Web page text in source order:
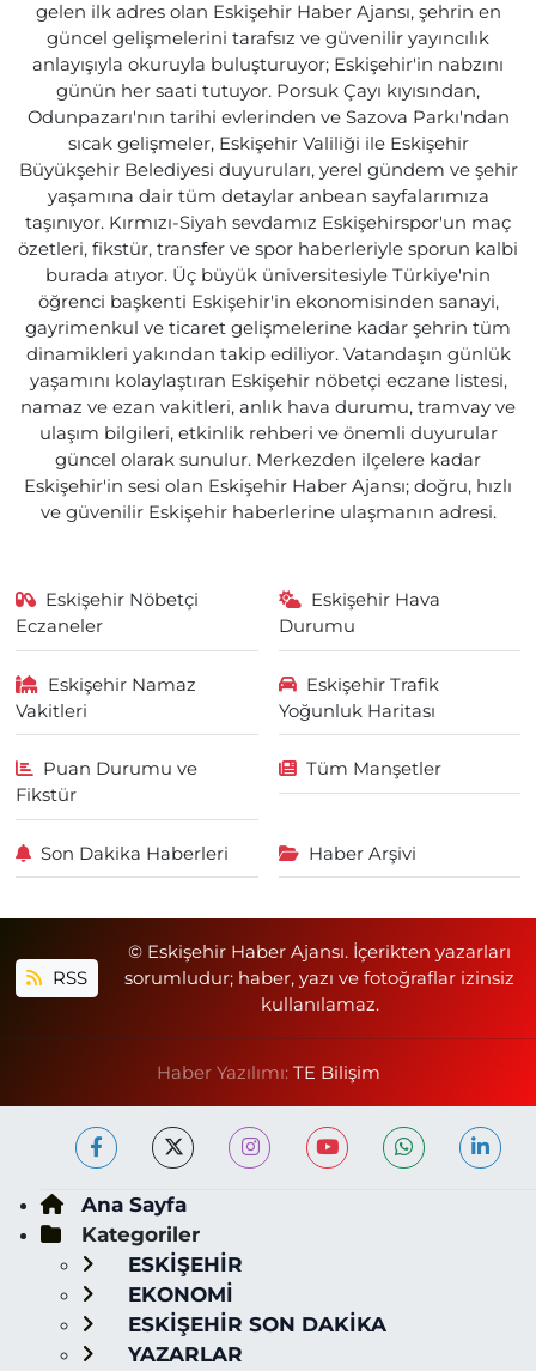
gelen ilk adres olan Eskişehir Haber Ajansı, şehrin en
güncel gelişmelerini tarafsız ve güvenilir yayıncılık
anlayışıyla okuruyla buluşturuyor; Eskişehir'in nabzını
günün her saati tutuyor. Porsuk Çayı kıyısından,
Odunpazarı'nın tarihi evlerinden ve Sazova Parkı'ndan
sıcak gelişmeler, Eskişehir Valiliği ile Eskişehir
Büyükşehir Belediyesi duyuruları, yerel gündem ve şehir
yaşamına dair tüm detaylar anbean sayfalarımıza
taşınıyor. Kırmızı-Siyah sevdamız Eskişehirspor'un maç
özetleri, fikstür, transfer ve spor haberleriyle sporun kalbi
burada atıyor. Üç büyük üniversitesiyle Türkiye'nin
öğrenci başkenti Eskişehir'in ekonomisinden sanayi,
gayrimenkul ve ticaret gelişmelerine kadar şehrin tüm
dinamikleri yakından takip ediliyor. Vatandaşın günlük
yaşamını kolaylaştıran Eskişehir nöbetçi eczane listesi,
namaz ve ezan vakitleri, anlık hava durumu, tramvay ve
ulaşım bilgileri, etkinlik rehberi ve önemli duyurular
güncel olarak sunulur. Merkezden ilçelere kadar
Eskişehir'in sesi olan Eskişehir Haber Ajansı; doğru, hızlı
ve güvenilir Eskişehir haberlerine ulaşmanın adresi.
Eskişehir Nöbetçi
Eczaneler
Eskişehir Hava
Durumu
Eskişehir Namaz
Vakitleri
Eskişehir Trafik
Yoğunluk Haritası
Puan Durumu ve
Fikstür
Tüm Manşetler
Son Dakika Haberleri Haber Arşivi
RSS
© Eskişehir Haber Ajansı. İçerikten yazarları
sorumludur; haber, yazı ve fotoğraflar izinsiz
kullanılamaz.
Haber Yazılımı: TE Bilişim
Ana Sayfa
Kategoriler
ESKİŞEHİR
EKONOMİ
ESKİŞEHİR SON DAKİKA
YAZARLAR